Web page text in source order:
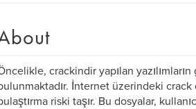
crackindir yapılan
İnternet üzerindeki crack
riski taşır. Bu dosyalar,